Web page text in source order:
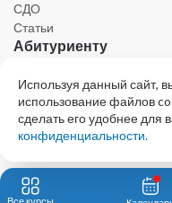
СДО
Статьи
Абитуриенту
Календарь
Ресурсы
Техническая поддержка
Образовательный центр -
© 2023 Все права защищены. При
Используя данный сайт,
использование файлов
сделать его удобнее для
конфиденциальности.